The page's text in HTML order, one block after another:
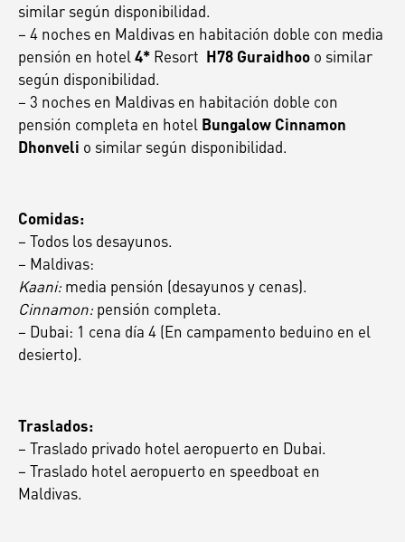
similar según disponibilidad.
– 4 noches en Maldivas en habitación doble con media
pensión en hotel 4* Resort H78 Guraidhoo o similar
según disponibilidad.
– 3 noches en Maldivas en habitación doble con
pensión completa en hotel Bungalow Cinnamon
Dhonveli o similar según disponibilidad.
Comidas:
– Todos los desayunos.
– Maldivas:
Kaani:media pensión (desayunos y cenas).
Cinnamon:pensión completa.
– Dubai: 1 cena día 4 (En campamento beduino en el
desierto).
Traslados:
– Traslado privado hotel aeropuerto en Dubai.
– Traslado hotel aeropuerto en speedboat en
Maldivas.